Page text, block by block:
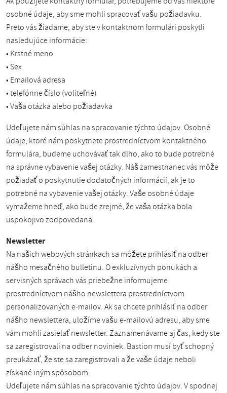
osobné údaje, aby sme mohli spracovať vašu požiadavku.
Preto vás žiadame, aby ste v kontaktnom formulári poskytli
nasledujúce informácie:
• Krstné meno
• Sex
• Emailová adresa
• telefónne číslo (voliteľné)
• Vaša otázka alebo požiadavka
Udeľujete nám súhlas na spracovanie týchto údajov. Osobné
údaje, ktoré nám poskytnete prostredníctvom kontaktného
formulára, budeme uchovávať tak dlho, ako to bude potrebné
na správne vybavenie vašej otázky. Náš zamestnanec vás môže
požiadať o poskytnutie dodatočných informácií, ak je to
potrebné na vybavenie vašej otázky. Vaše osobné údaje
vymažeme hneď, ako bude zrejmé, že vaša otázka bola
uspokojivo zodpovedaná.
Newsletter
Na našich webových stránkach sa môžete prihlásiť na odber
nášho mesačného bulletinu. O exkluzívnych ponukách a
servisných správach vás priebežne informujeme
prostredníctvom nášho newslettera prostredníctvom
personalizovaných e-mailov. Ak sa chcete prihlásiť na odber
nášho newslettera, uložíme vašu e-mailovú adresu, aby sme
vám mohli zasielať newsletter. Zaznamenávame aj čas, kedy ste
sa zaregistrovali na odber noviniek. Bastion musí byť schopný
preukázať, že ste sa zaregistrovali a že vaše údaje neboli
získané iným spôsobom.
Udeľujete nám súhlas na spracovanie týchto údajov. V spodnej